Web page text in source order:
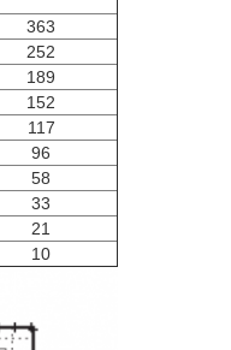
363
252
189
152
117
96
58
33
21
10